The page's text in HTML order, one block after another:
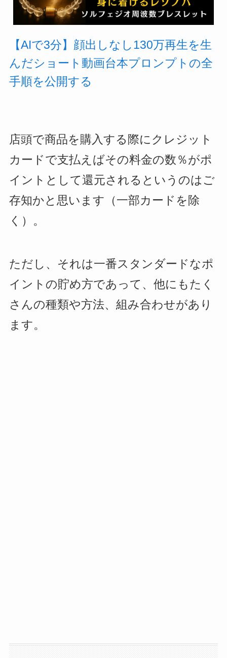
【AIで3分】顔出しなし130万再生を生
んだショート動画台本プロンプトの全
手順を公開する
店頭で商品を購入する際にクレジット
カードで支払えばその料金の数％がポ
イントとして還元されるというのはご
存知かと思います（一部カードを除
く）。
ただし、それは一番スタンダードなポ
イントの貯め方であって、他にもたく
さんの種類や方法、組み合わせがあり
ます。